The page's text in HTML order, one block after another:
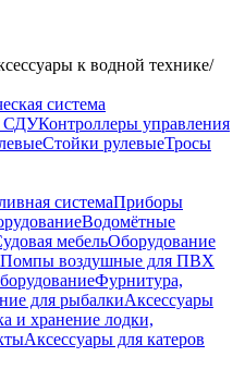
к водной технике/
система
СДУКонтроллеры управления
Стойки рулевыеТросы
системаПриборы
Водомётные
мебельОборудование
Помпы воздушные для ПВХ
Фурнитура,
для рыбалкиАксессуары
и хранение лодки,
Аксессуары для катеров